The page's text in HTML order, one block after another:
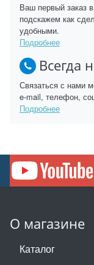
Ваш первый заказ
подскажем как
удобными.
Подробнее
Всегда
Связаться с нами
e-mail, телефон,
Подробнее
О магазине
Каталог